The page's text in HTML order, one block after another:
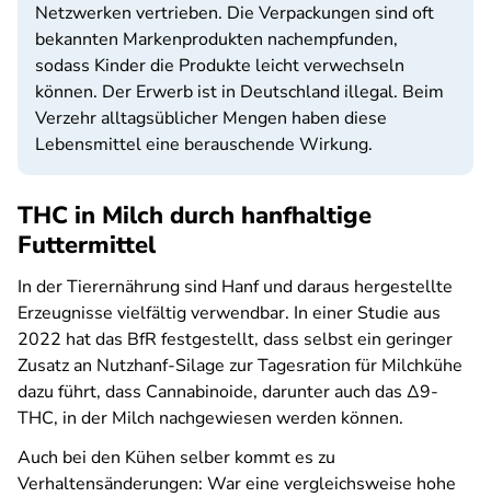
Netzwerken vertrieben. Die Verpackungen sind oft
bekannten Markenprodukten nachempfunden,
sodass Kinder die Produkte leicht verwechseln
können. Der Erwerb ist in Deutschland illegal. Beim
Verzehr alltagsüblicher Mengen haben diese
Lebensmittel eine berauschende Wirkung.
THC in Milch durch hanfhaltige
Futtermittel
In der Tierernährung sind Hanf und daraus hergestellte
Erzeugnisse vielfältig verwendbar. In einer Studie aus
2022 hat das BfR festgestellt, dass selbst ein geringer
Zusatz an Nutzhanf-Silage zur Tagesration für Milchkühe
dazu führt, dass Cannabinoide, darunter auch das Δ9-
THC, in der Milch nachgewiesen werden können.
Auch bei den Kühen selber kommt es zu
Verhaltensänderungen: War eine vergleichsweise hohe